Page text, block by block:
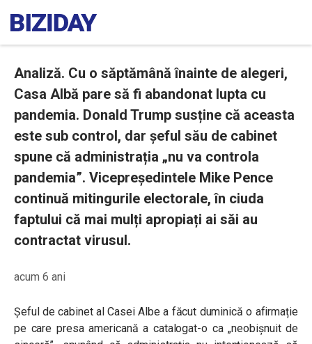
Analiză. Cu o săptămână înainte de alegeri,
Casa Albă pare să fi abandonat lupta cu
pandemia. Donald Trump susține că aceasta
este sub control, dar șeful său de cabinet
spune că administrația „nu va controla
pandemia”. Vicepreședintele Mike Pence
continuă mitingurile electorale, în ciuda
faptului că mai mulți apropiați ai săi au
contractat virusul.
acum 6 ani
Șeful de cabinet al Casei Albe a făcut duminică o afirmație
pe care presa americană a catalogat-o ca „neobișnuit de